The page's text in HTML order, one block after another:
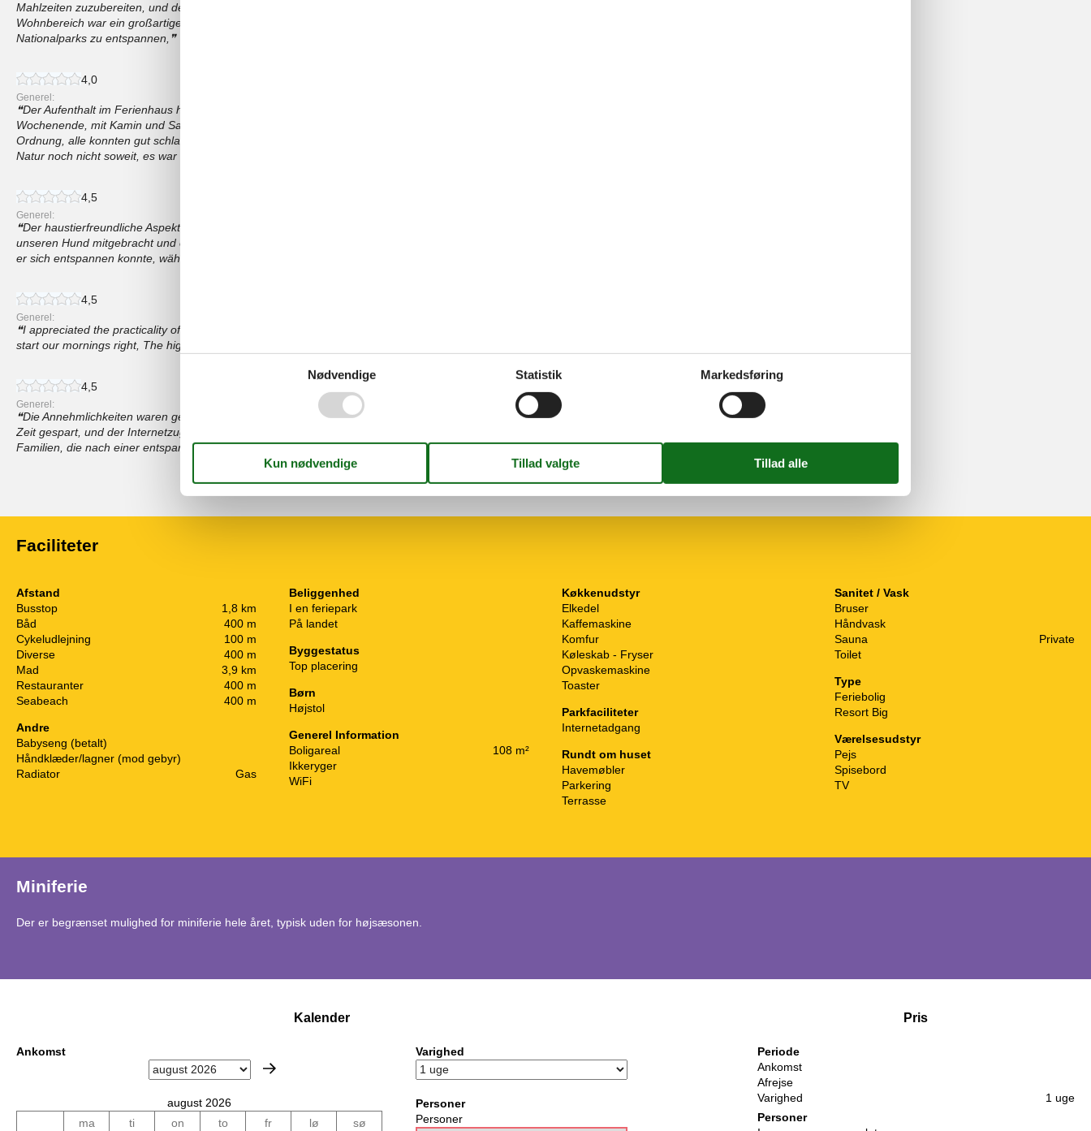
Mahlzeiten zuzubereiten, und der Esstisch war perfekt für Familienessen, Das gemütliche Sofa im
Wohnbereich war ein großartiger Ort, um sich nach einem Tag der Erkundung des Müritz-
Nationalparks zu entspannen,
4,0
Generel:
Der Aufenthalt im Ferienhaus hat uns sehr gut gefallen. Es war ein Familientreffen, leider nur ein
Wochenende, mit Kamin und Saune. Für acht Personen war genug Platz. Die Betten waren in
Ordnung, alle konnten gut schlafen. In der Umgebung gibt es viel zu erkunden, leider war die
Natur noch nicht soweit, es war März. Wir können die Unterkunft gut weiterempfehlen.
4,5
Generel:
Der haustierfreundliche Aspekt dieses Ferienhauses war ein großer Pluspunkt für uns, Wir haben
unseren Hund mitgebracht und er liebte den Gartenbereich, Es war toll, einen Platz zu haben, wo
er sich entspannen konnte, während wir die Terrasse genossen,
4,5
Generel:
I appreciated the practicality of the home, The electric kettle and coffee machine made it easy to
start our mornings right, The high chair for our little one was also a thoughtful addition,
4,5
Generel:
Die Annehmlichkeiten waren genau das, was wir brauchten, Der Geschirrspüler hat uns so viel
Zeit gespart, und der Internetzugang hielt uns verbunden, Insgesamt eine solide Wahl für
Familien, die nach einer entspannenden Auszeit suchen,
Vis alle anmeldelser
Faciliteter
Afstand
Busstop
1,8 km
Båd
400 m
Cykeludlejning
100 m
Diverse
400 m
Mad
3,9 km
Restauranter
400 m
Seabeach
400 m
Andre
Babyseng (betalt)
Håndklæder/lagner (mod gebyr)
Radiator
Gas
Beliggenhed
I en feriepark
På landet
Byggestatus
Top placering
Børn
Højstol
Generel Information
Boligareal
108 m²
Ikkeryger
WiFi
Køkkenudstyr
Elkedel
Kaffemaskine
Komfur
Køleskab - Fryser
Opvaskemaskine
Toaster
Parkfaciliteter
Internetadgang
Rundt om huset
Havemøbler
Parkering
Terrasse
Sanitet / Vask
Bruser
Håndvask
Sauna
Private
Toilet
Type
Feriebolig
Resort Big
Værelsesudstyr
Pejs
Spisebord
TV
Miniferie
Der er begrænset mulighed for miniferie hele året, typisk uden for højsæsonen.
Kalender
Ankomst
august 2026
ma
ti on to fr lø sø
Varighed
Personer
Personer
Pris
Periode
Ankomst
Afrejse
Varighed
1 uge
Personer
Nødvendige Statistik Markedsføring